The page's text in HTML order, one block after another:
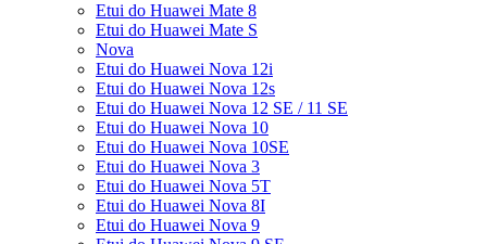
Etui do Huawei Mate 8
Etui do Huawei Mate S
Nova
Etui do Huawei Nova 12i
Etui do Huawei Nova 12s
Etui do Huawei Nova 12 SE / 11 SE
Etui do Huawei Nova 10
Etui do Huawei Nova 10SE
Etui do Huawei Nova 3
Etui do Huawei Nova 5T
Etui do Huawei Nova 8I
Etui do Huawei Nova 9